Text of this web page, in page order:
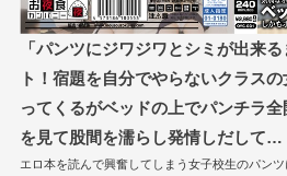
「パンツにジワジワとシミが出来
ト！宿題を自分でやらないクラス
ってくるがベッドの上でパンチラ
を見て股間を濡らし発情しだして…
エロ本を読んで興奮してしまう女子校生のパン